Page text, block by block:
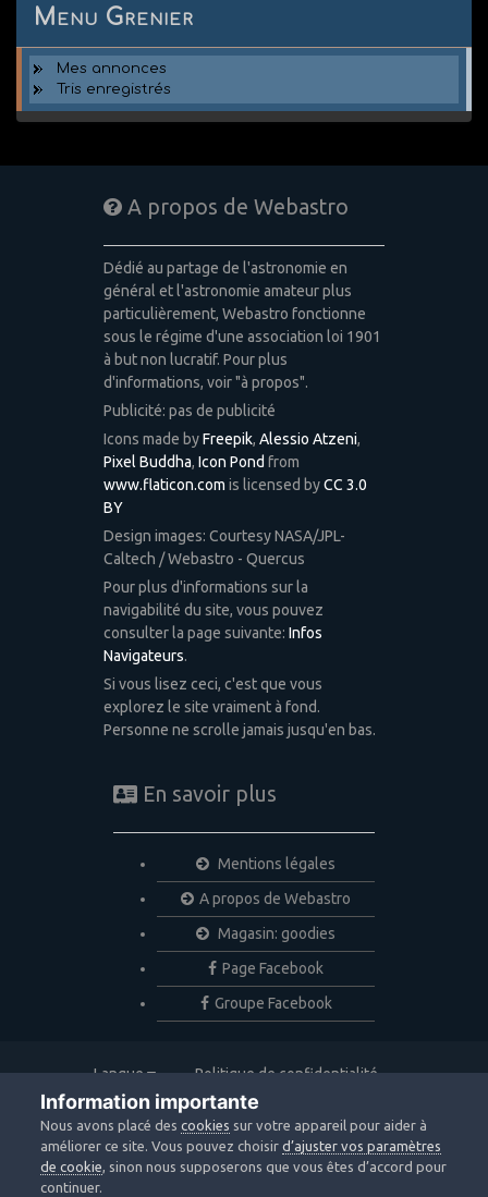
Menu Grenier
Mes annonces
Tris enregistrés
A propos de Webastro
Dédié au partage de l'astronomie en
général et l'astronomie amateur plus
particulièrement, Webastro fonctionne
sous le régime d'une association loi 1901
à but non lucratif. Pour plus
d'informations, voir "à propos".
Publicité: pas de publicité
Icons made byFreepik, Alessio Atzeni,
Pixel Buddha, Icon Pond from
www.flaticon.com is licensed byCC 3.0
BY
Design images: Courtesy NASA/JPL-
Caltech / Webastro - Quercus
Pour plus d'informations sur la
navigabilité du site, vous pouvez
consulter la page suivante: Infos
Navigateurs.
Si vous lisez ceci, c'est que vous
explorez le site vraiment à fond.
Personne ne scrolle jamais jusqu'en bas.
En savoir plus
Mentions légales
A propos de Webastro
Magasin: goodies
Page Facebook
Groupe Facebook
Langue
Politique de confidentialité
Nous contacter
Copyright © 2020 Webastro
Powered by Invision Community
Information importante
Nous avons placé descookies sur votre appareil pour aider à
améliorer ce site. Vous pouvez choisird’ajuster vos paramètres
de cookie, sinon nous supposerons que vous êtes d’accord pour
continuer.